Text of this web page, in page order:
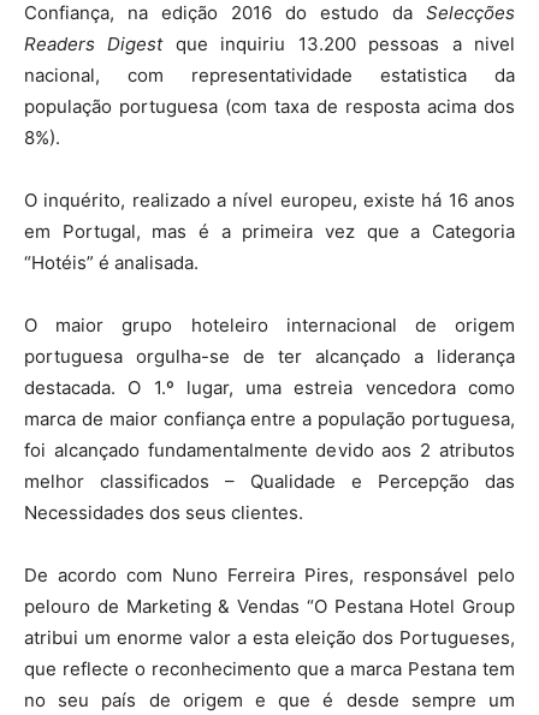
Confiança, na edição 2016 do estudo da Selecções
Readers Digestque inquiriu 13.200 pessoas a nivel
nacional, com representatividade estatistica da
população portuguesa (com taxa de resposta acima dos
8%).
O inquérito, realizado a nível europeu, existe há 16 anos
em Portugal, mas é a primeira vez que a Categoria
“Hotéis” é analisada.
O maior grupo hoteleiro internacional de origem
portuguesa orgulha-se de ter alcançado a liderança
destacada. O 1.º lugar, uma estreia vencedora como
marca de maior confiança entre a população portuguesa,
foi alcançado fundamentalmente devido aos 2 atributos
melhor classificados – Qualidade e Percepção das
Necessidades dos seus clientes.
De acordo com Nuno Ferreira Pires, responsável pelo
pelouro de Marketing & Vendas “O Pestana Hotel Group
atribui um enorme valor a esta eleição dos Portugueses,
que reflecte o reconhecimento que a marca Pestana tem
no seu país de origem e que é desde sempre um